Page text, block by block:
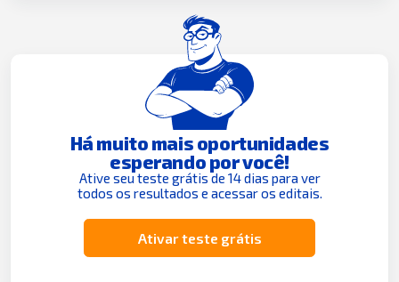
Há muito mais oportunidades
esperando por você!
Ative seu teste grátis de 14 dias para ver
todos os resultados e acessar os editais.
Ativar teste grátis